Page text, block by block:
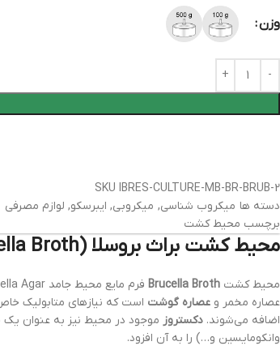
وزن
SKU IBRES-CULTURE-MB-BR-BRUB-2
دسته ها میکروب شناسی, میکروبی, ایبرسکو, لوازم مصرفی
برچسب محیط کشت
محیط کشت براث بروسلا (Brucella Broth)
محیط کشت Brucella Broth
عصاره مخمر و عصاره گوشت است که نیازهای متابولیک
اضافه می‌شوند. دکستروز
وانکومایسین و…) را به آن افزود.